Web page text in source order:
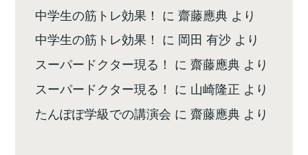
中学生の筋トレ効果！ に齋藤應典 より
中学生の筋トレ効果！ に 岡田 有沙 より
スーパードクター現る！ に齋藤應典 より
スーパードクター現る！ に 山崎隆正 より
たんぽぽ学級での講演会 に齋藤應典 より